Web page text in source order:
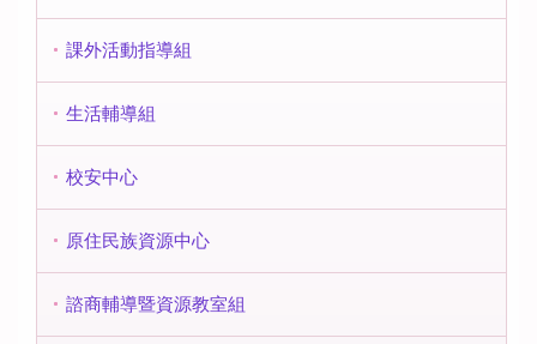
課外活動指導組
生活輔導組
校安中心
原住民族資源中心
諮商輔導暨資源教室組